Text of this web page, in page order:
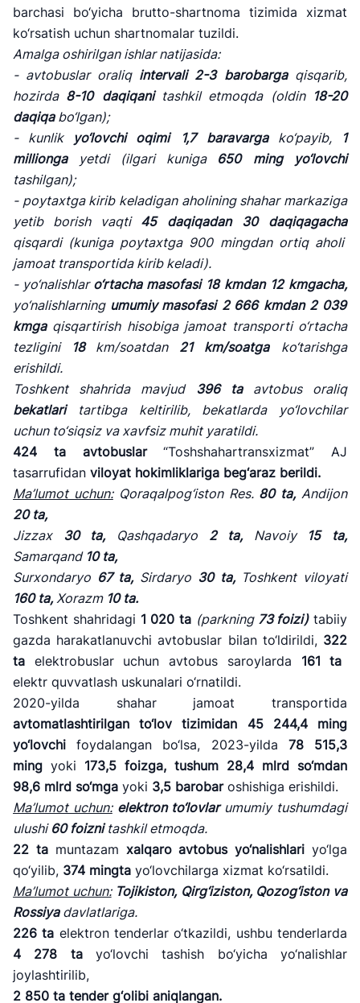
"Uzbekistan
Airways" AJ
Ishonch telefon
raqami
+998 (78) 140-
02-00
"O'zbekiston
temir yo'llari"
AJ
raqami
+998 (71) 237-
Airports" AJ
Ishonch telefon
+998 (55) 501-
47-09
barchasi bo‘yicha brutto-shartnoma tizimida xizmat
ko‘rsatish uchun shartnomalar tuzildi.
Amalga oshirilgan ishlar natijasida:
- avtobuslar oraliq intervali 2-3 barobargaqisqarib,
hozirda 8-10 daqiqanitashkil etmoqda (oldin 18-20
daqiqabo‘lgan);
- kunlik yo‘lovchi oqimi 1,7 baravargako‘payib,
1
milliongayetdi (ilgari kuniga 650 ming yo‘lovchi
tashilgan);
- poytaxtga kirib keladigan aholining shahar markaziga
yetib borish vaqti 45 daqiqadan 30
daqiqagacha
qisqardi (kuniga poytaxtga 900 mingdan ortiq aholi
jamoat transportida kirib keladi).
- yo‘nalishlar o‘rtacha masofasi 18 kmdan 12 kmgacha,
yo‘nalishlarning umumiy masofasi 2 666 kmdan 2 039
kmgaqisqartirish hisobiga jamoat transporti o‘rtacha
tezligini
18km/soatdan 21 km/soatga ko‘tarishga
erishildi.
Toshkent shahrida mavjud
396 taavtobus oraliq
bekatlaritartibga keltirilib, bekatlarda yo‘lovchilar
uchun to‘siqsiz va xavfsiz muhit yaratildi.
424
taavtobuslar“Toshshahartransxizmat” AJ
tasarrufidan viloyat hokimliklariga beg‘araz berildi.
Ma’lumot uchun:Qoraqalpog‘iston Res. 80 ta,Andijon
20 ta,
Jizzax
30 ta,Qashqadaryo 2 ta,Navoiy
15 ta,
Samarqand 10 ta,
Surxondaryo 67 ta,Sirdaryo 30 ta,Toshkent viloyati
160 ta,Xorazm 10 ta.
Toshkent shahridagi 1 020 ta (parkning 73 foizi)tabiiy
gazda harakatlanuvchi avtobuslar bilan to‘ldirildi, 322
ta elektrobuslar uchun avtobus saroylarda 161 ta
elektr quvvatlash uskunalari o‘rnatildi.
2020-yilda shahar jamoat transportida
avtomatlashtirilgan to‘lov tizimidan 45 244,4
ming
yo‘lovchi foydalangan bo‘lsa, 2023-yilda 78 515,3
ming yoki 173,5 foizga, tushum 28,4 mlrd so‘mdan
98,6 mlrd so‘mga yoki 3,5 barobaroshishiga erishildi.
Ma’lumot uchun: elektron to‘lovlarumumiy tushumdagi
ulushi 60 foiznitashkil etmoqda.
22 tamuntazam xalqaro avtobus yo‘nalishlari yo‘lga
qo‘yilib, 374 mingta yo‘lovchilarga xizmat ko‘rsatildi.
Ma’lumot uchun: Tojikiston, Qirg‘iziston, Qozog‘iston va
Rossiyadavlatlariga.
226 ta elektron tenderlar o‘tkazildi, ushbu tenderlarda
4 278 tayo‘lovchi tashish bo‘yicha yo‘nalishlar
joylashtirilib,
2 850 ta tender g‘olibi aniqlangan.